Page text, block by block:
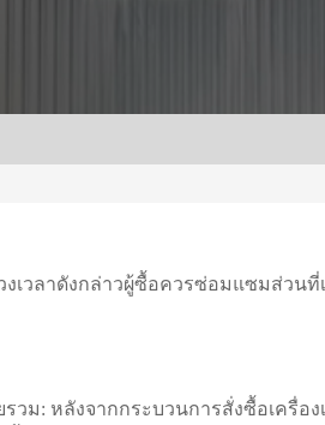
งเวลาดังกล่าวผู้ซื้อควรซ่อมแซมส่ว
ม: หลังจากกระบวนการสั่งซื้อเครื่อ